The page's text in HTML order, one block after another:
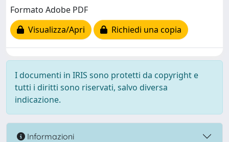
Formato Adobe PDF
Visualizza/Apri
Richiedi una copia
I documenti in IRIS sono protetti da copyright e
tutti i diritti sono riservati, salvo diversa
indicazione.
Informazioni